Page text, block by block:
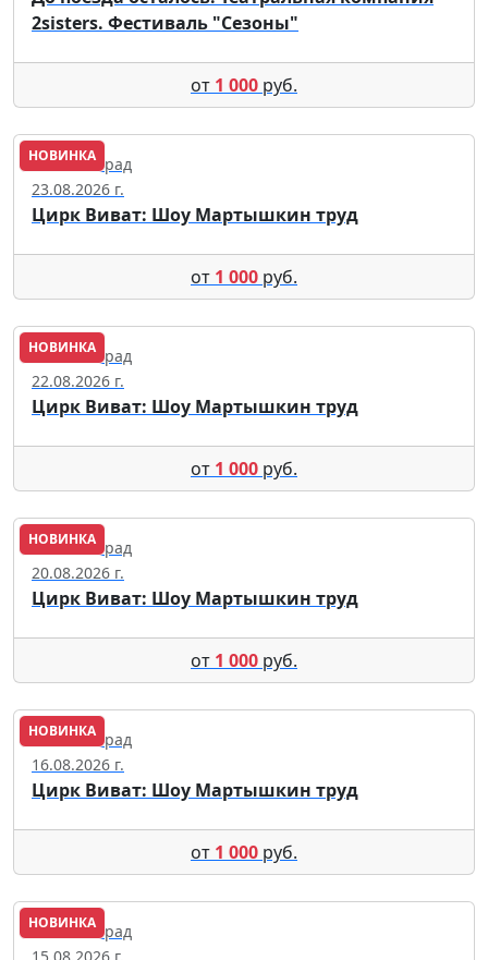
2sisters. Фестиваль "Сезоны"
от 1 000 руб.
НОВИНКА
Калининград
23.08.2026 г.
Цирк Виват: Шоу Мартышкин труд
от 1 000 руб.
НОВИНКА
Калининград
22.08.2026 г.
Цирк Виват: Шоу Мартышкин труд
от 1 000 руб.
НОВИНКА
Калининград
20.08.2026 г.
Цирк Виват: Шоу Мартышкин труд
от 1 000 руб.
НОВИНКА
Калининград
16.08.2026 г.
Цирк Виват: Шоу Мартышкин труд
от 1 000 руб.
НОВИНКА
Калининград